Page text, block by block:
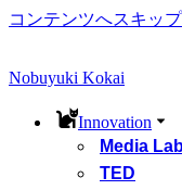
コンテンツへスキップ
Nobuyuki Kokai
Innovation
Media
TED